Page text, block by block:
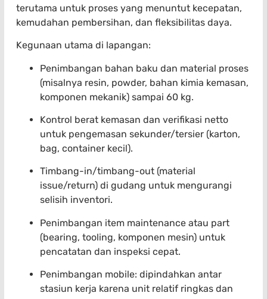
terutama untuk proses yang menuntut kecepatan,
kemudahan pembersihan, dan fleksibilitas daya.
Kegunaan utama di lapangan:
Penimbangan bahan baku dan material proses
(misalnya resin, powder, bahan kimia kemasan,
komponen mekanik) sampai 60 kg.
Kontrol berat kemasan dan verifikasi netto
untuk pengemasan sekunder/tersier (karton,
bag, container kecil).
Timbang-in/timbang-out (material
issue/return) di gudang untuk mengurangi
selisih inventori.
Penimbangan item maintenance atau part
(bearing, tooling, komponen mesin) untuk
pencatatan dan inspeksi cepat.
Penimbangan mobile: dipindahkan antar
stasiun kerja karena unit relatif ringkas dan